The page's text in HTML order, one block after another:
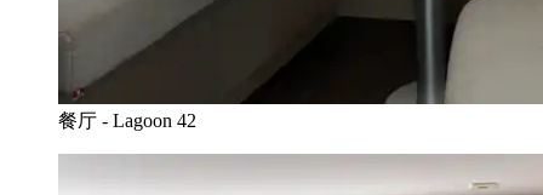
餐厅 - Lagoon 42